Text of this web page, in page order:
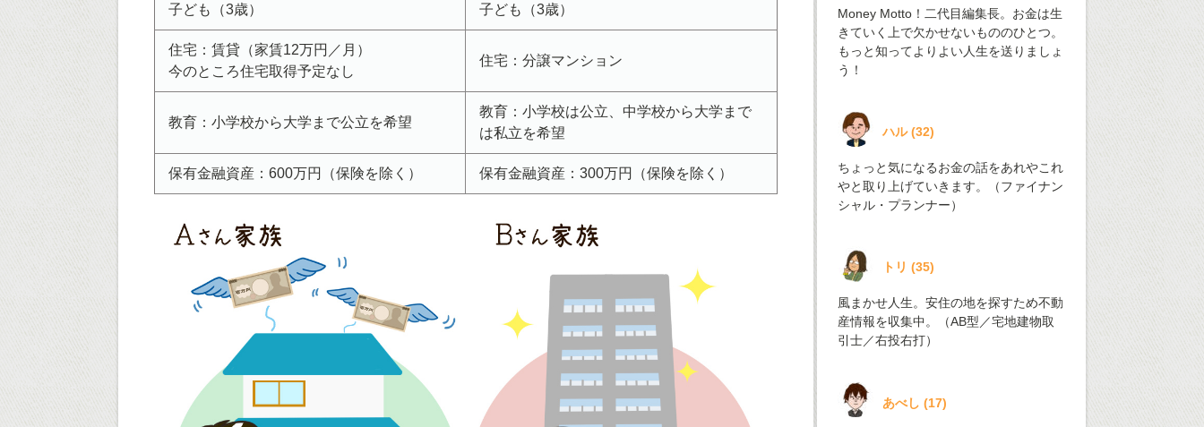
子ども（3歳）
子ども（3歳）
住宅：賃貸（家賃12万円／月）
今のところ住宅取得予定なし
住宅：分譲マンション
教育：小学校から大学まで公立を希望
教育：小学校は公立、中学校から大学まで
は私立を希望
保有金融資産：600万円（保険を除く） 保有金融資産：300万円（保険を除く）
Money Motto！二代目編集長。お金は生
きていく上で欠かせないもののひとつ。
もっと知ってよりよい人生を送りましょ
う！
ハル(32)
ちょっと気になるお金の話をあれやこれ
やと取り上げていきます。（ファイナン
シャル・プランナー）
トリ (35)
風まかせ人生。安住の地を探すため不動
産情報を収集中。（AB型／宅地建物取
引士／右投右打）
あべし (17)